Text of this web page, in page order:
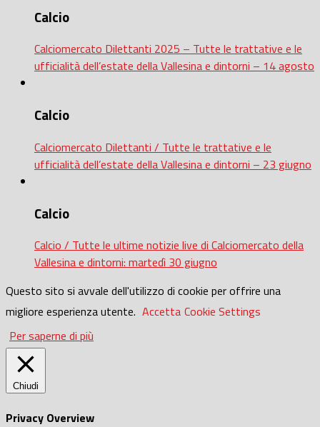
Calcio
Calciomercato Dilettanti 2025 – Tutte le trattative e le
ufficialità dell’estate della Vallesina e dintorni – 14 agosto
Calcio
Calciomercato Dilettanti / Tutte le trattative e le
ufficialità dell’estate della Vallesina e dintorni – 23 giugno
Calcio
Calcio / Tutte le ultime notizie live di Calciomercato della
Vallesina e dintorni: martedì 30 giugno
Questo sito si avvale dell'utilizzo di cookie per offrire una
migliore esperienza utente. Accetta Cookie Settings
Per saperne di più
Chiudi
Privacy Overview